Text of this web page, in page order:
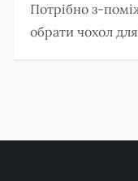
Потрібно з-
обрати чохол